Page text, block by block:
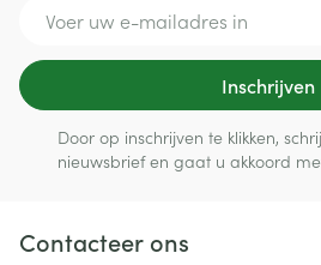
Inschrijven
Door op inschrijven te klikken,
nieuwsbrief en gaat u akkoord
Contacteer ons